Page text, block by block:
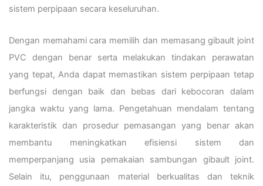
sistem perpipaan secara keseluruhan.
Dengan memahami cara memilih dan memasang gibault joint
PVC dengan benar serta melakukan tindakan perawatan
yang tepat, Anda dapat memastikan sistem perpipaan tetap
berfungsi dengan baik dan bebas dari kebocoran dalam
jangka waktu yang lama. Pengetahuan mendalam tentang
karakteristik dan prosedur pemasangan yang benar akan
membantu meningkatkan efisiensi sistem dan
memperpanjang usia pemakaian sambungan gibault joint.
Selain itu, penggunaan material berkualitas dan teknik